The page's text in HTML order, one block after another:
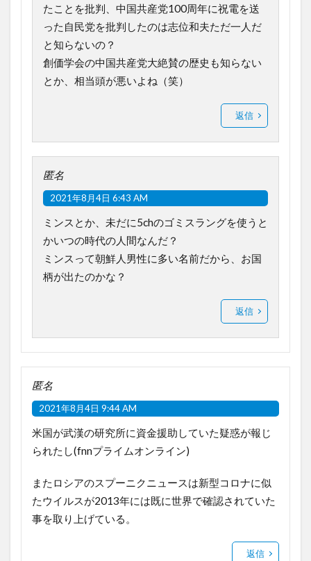
たことを批判、中国共産党100周年に祝電を送
った自民党を批判したのは志位和夫ただ一人だ
と知らないの？
創価学会の中国共産党大絶賛の歴史も知らない
とか、相当頭が悪いよね（笑）
返信
匿名
2021年8月4日 6:43 AM
ミンスとか、未だに5chのゴミスラングを使うと
かいつの時代の人間なんだ？
ミンスって朝鮮人男性に多い名前だから、お国
柄が出たのかな？
返信
匿名
2021年8月4日 9:44 AM
米国が武漢の研究所に資金援助していた疑惑が報じ
られたし(fnnプライムオンライン)
またロシアのスプーニクニュースは新型コロナに似
たウイルスが2013年には既に世界で確認されていた
事を取り上げている。
返信